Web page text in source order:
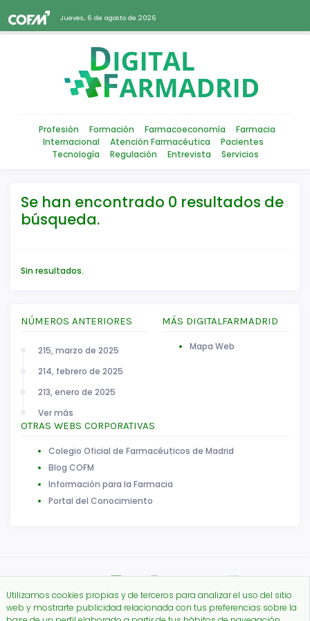
Jueves, 6 de agosto de 2026
Profesión Formación Farmacoeconomía
Farmacia
Internacional
Atención Farmacéutica
Pacientes
Tecnología
Regulación Entrevista Servicios
Se han encontrado 0 resultados de
búsqueda.
Sin resultados.
NÚMEROS ANTERIORES
215, marzo de 2025
214, febrero de 2025
213, enero de 2025
Ver más
MÁS DIGITALFARMADRID
Mapa Web
OTRAS WEBS CORPORATIVAS
Colegio Oficial de Farmacéuticos de Madrid
Blog COFM
Información para la Farmacia
Portal del Conocimiento
Utilizamos cookies propias y de terceros para analizar el uso del sitio
web y mostrarte publicidad relacionada con tus preferencias sobre la